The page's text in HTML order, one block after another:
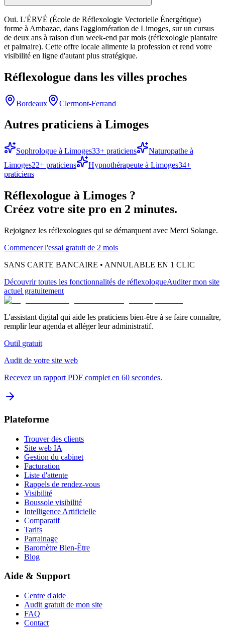
Oui. L'ÉRVÉ (École de Réflexologie Vectorielle Énergétique)
forme à Ambazac, dans l'agglomération de Limoges, sur un cursus
de deux ans à raison d'un week-end par mois (réflexologie plantaire
et palmaire). Cette offre locale alimente la profession et rend votre
visibilité en ligne d'autant plus stratégique.
Réflexologue dans les villes proches
Bordeaux Clermont-Ferrand
Autres praticiens à Limoges
Sophrologue à Limoges33+ praticiens Naturopathe à
Limoges22+ praticiens Hypnothérapeute à Limoges34+
praticiens
Réflexologue à Limoges ?
Créez votre site pro en 2 minutes.
Rejoignez les réflexologues qui se démarquent avec Merci Solange.
Commencer l'essai gratuit de 2 mois
SANS CARTE BANCAIRE • ANNULABLE EN 1 CLIC
Découvrir toutes les fonctionnalités de réflexologueAuditer mon site
actuel gratuitement
L'assistant digital qui aide les praticiens bien-être à se faire connaître,
remplir leur agenda et alléger leur administratif.
Outil gratuit
Audit de votre site web
Recevez un rapport PDF complet en 60 secondes.
Plateforme
Trouver des clients
Site web IA
Gestion du cabinet
Facturation
Liste d'attente
Rappels de rendez-vous
Visibilité
Boussole visibilité
Intelligence Artificielle
Comparatif
Tarifs
Parrainage
Baromètre Bien-Être
Blog
Aide & Support
Centre d'aide
Audit gratuit de mon site
FAQ
Contact